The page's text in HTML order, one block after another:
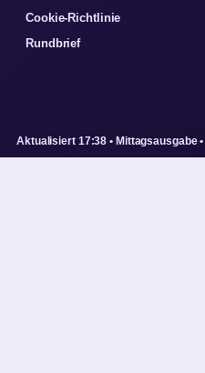
Cookie-Richtlinie
Rundbrief
Aktualisiert 17:38 • Mittagsausgabe